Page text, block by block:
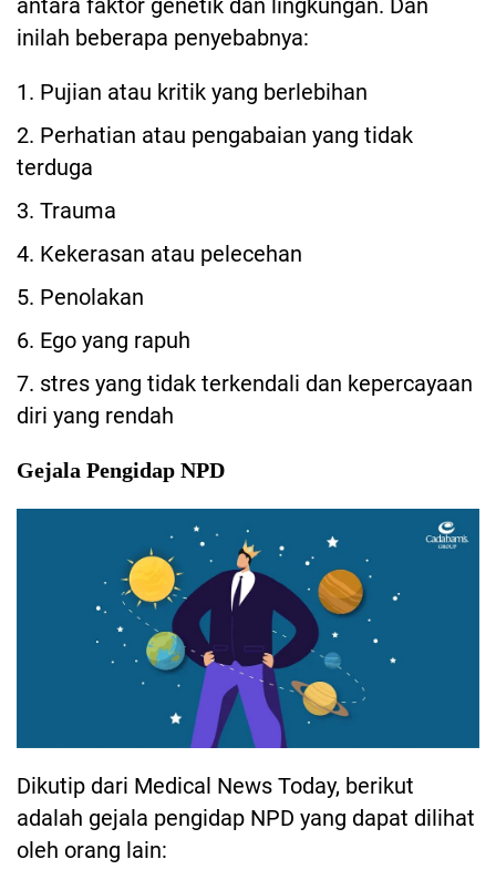
antara faktor genetik dan lingkungan. Dan
inilah beberapa penyebabnya:
1. Pujian atau kritik yang berlebihan
2. Perhatian atau pengabaian yang tidak
terduga
3. Trauma
4. Kekerasan atau pelecehan
5. Penolakan
6. Ego yang rapuh
7. stres yang tidak terkendali dan kepercayaan
diri yang rendah
Gejala Pengidap NPD
Dikutip dari Medical News Today, berikut
adalah gejala pengidap NPD yang dapat dilihat
oleh orang lain: